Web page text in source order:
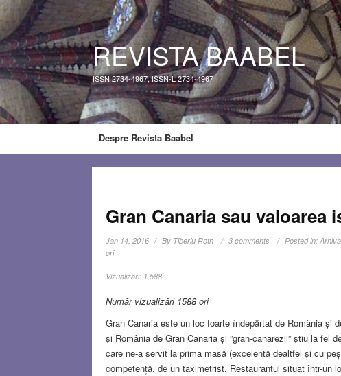
REVISTA BAABEL
ISSN 2734-4967, ISSN-L 2734-4967
Despre Revista Baabel
Gran Canaria sau valoarea
Jan 14, 2016 By Tiberiu Roth 3 comments Posted in:
ori
Vizualizari: 1,588
Număr vizualizări 1588 ori
Gran Canaria este un loc foarte îndepărtat de România
și România de Gran Canaria și ”gran-canarezii” știu la fel
care ne-a servit la prima masă (excelentă dealtfel și cu
competență. de un taximetrist. Restaurantul situat într-un